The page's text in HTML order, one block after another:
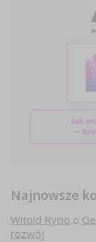
Najnowsze
Witold Rycio o
rozwój